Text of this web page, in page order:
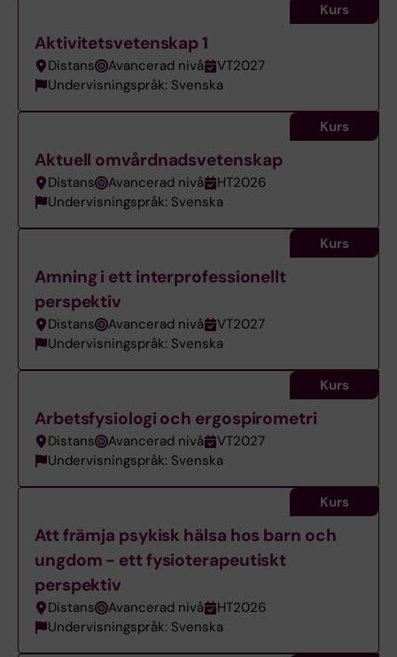
Aktivitetsvetenskap 1
Distans Avancerad nivå
VT2027
Undervisningspråk: Svenska
Kurs
Aktuell omvårdnadsvetenskap
Distans Avancerad nivå
HT2026
Undervisningspråk: Svenska
Kurs
Amning i ett interprofessionellt
perspektiv
Distans Avancerad nivå
VT2027
Undervisningspråk: Svenska
Kurs
Arbetsfysiologi och ergospirometri
Distans Avancerad nivå
VT2027
Undervisningspråk: Svenska
Kurs
Att främja psykisk hälsa hos barn och
ungdom - ett fysioterapeutiskt
perspektiv
Distans Avancerad nivå
HT2026
Undervisningspråk: Svenska
Kurs